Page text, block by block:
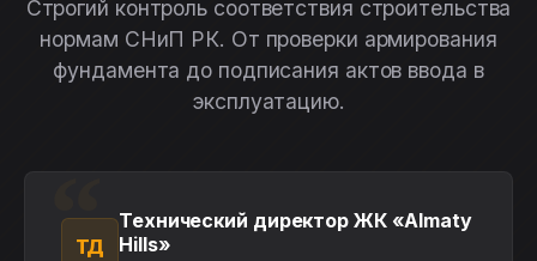
Строгий контроль соответствия строительства
нормам СНиП РК. От проверки армирования
фундамента до подписания актов ввода в
эксплуатацию.
ТД
Технический директор ЖК «Almaty
Hills»